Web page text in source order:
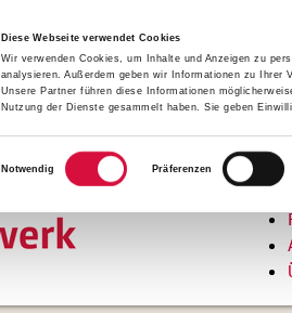
Diese Webseite verwendet Cookies
Wir verwenden Cookies, um Inhalte und Anzeigen zu
analysieren. Außerdem geben wir Informationen zu Ihrer
Unsere Partner führen diese Informationen
Nutzung der Dienste gesammelt haben. Sie geben
Einwilligungsauswahl
Notwendig
Präferenzen